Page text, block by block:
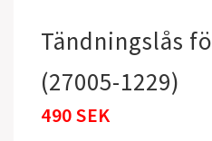
Tändningslås
(27005-1229)
490 SEK